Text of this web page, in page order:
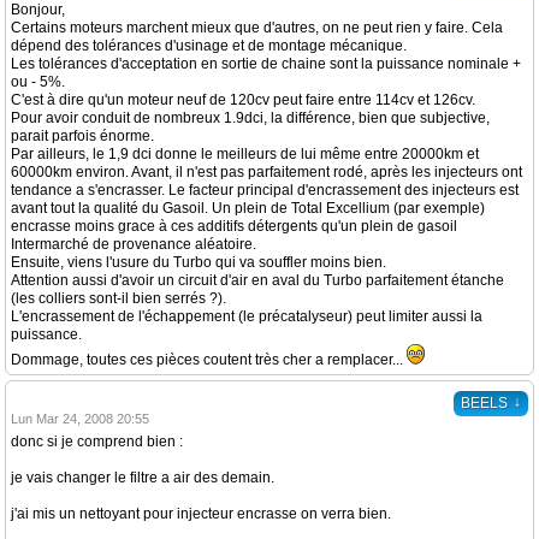
Bonjour,
Certains moteurs marchent mieux que d'autres, on ne peut rien y faire. Cela
dépend des tolérances d'usinage et de montage mécanique.
Les tolérances d'acceptation en sortie de chaine sont la puissance nominale +
ou - 5%.
C'est à dire qu'un moteur neuf de 120cv peut faire entre 114cv et 126cv.
Pour avoir conduit de nombreux 1.9dci, la différence, bien que subjective,
parait parfois énorme.
Par ailleurs, le 1,9 dci donne le meilleurs de lui même entre 20000km et
60000km environ. Avant, il n'est pas parfaitement rodé, après les injecteurs ont
tendance a s'encrasser. Le facteur principal d'encrassement des injecteurs est
avant tout la qualité du Gasoil. Un plein de Total Excellium (par exemple)
encrasse moins grace à ces additifs détergents qu'un plein de gasoil
Intermarché de provenance aléatoire.
Ensuite, viens l'usure du Turbo qui va souffler moins bien.
Attention aussi d'avoir un circuit d'air en aval du Turbo parfaitement étanche
(les colliers sont-il bien serrés ?).
L'encrassement de l'échappement (le précatalyseur) peut limiter aussi la
puissance.
Dommage, toutes ces pièces coutent très cher a remplacer...
BEELS ↓
Lun Mar 24, 2008 20:55
donc si je comprend bien :
je vais changer le filtre a air des demain.
j'ai mis un nettoyant pour injecteur encrasse on verra bien.